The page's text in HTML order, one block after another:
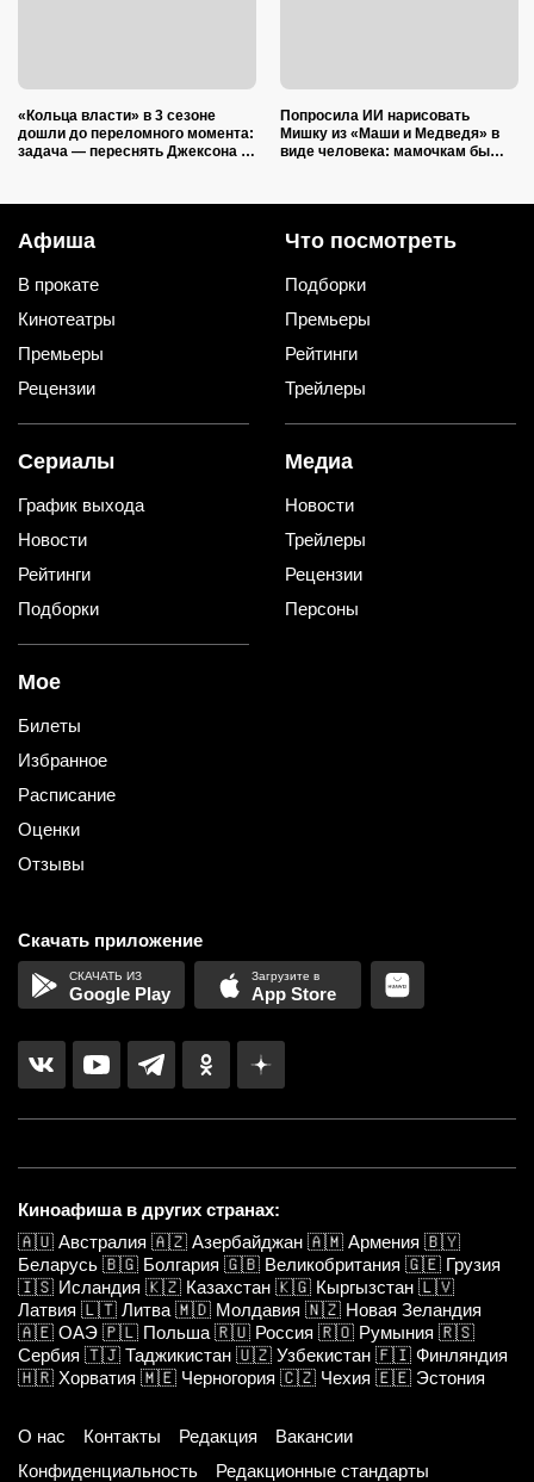
«Кольца власти» в 3 сезоне
дошли до переломного момента:
задача — переснять Джексона и
Попросила ИИ нарисовать
Мишку из «Маши и Медведя» в
виде человека: мамочкам бы
Афиша
В прокате
Кинотеатры
Премьеры
Рецензии
Что посмотреть
Подборки
Премьеры
Рейтинги
Трейлеры
Сериалы
График выхода
Новости
Рейтинги
Подборки
Медиа
Новости
Трейлеры
Рецензии
Персоны
Мое
Билеты
Избранное
Расписание
Оценки
Отзывы
Скачать приложение
Google Play App Store
Киноафиша в других странах:
🇦🇺 Австралия 🇦🇿 Азербайджан 🇦🇲 Армения 🇧🇾
Беларусь 🇧🇬 Болгария 🇬🇧 Великобритания 🇬🇪 Грузия
🇮🇸 Исландия 🇰🇿 Казахстан 🇰🇬 Кыргызстан 🇱🇻
Латвия 🇱🇹 Литва 🇲🇩 Молдавия 🇳🇿 Новая Зеландия
🇦🇪 ОАЭ 🇵🇱 Польша 🇷🇺 Россия 🇷🇴 Румыния 🇷🇸
Сербия 🇹🇯 Таджикистан 🇺🇿 Узбекистан 🇫🇮 Финляндия
🇭🇷 Хорватия 🇲🇪 Черногория 🇨🇿 Чехия 🇪🇪 Эстония
О нас Контакты Редакция
Вакансии
Конфиденциальность
Редакционные стандарты